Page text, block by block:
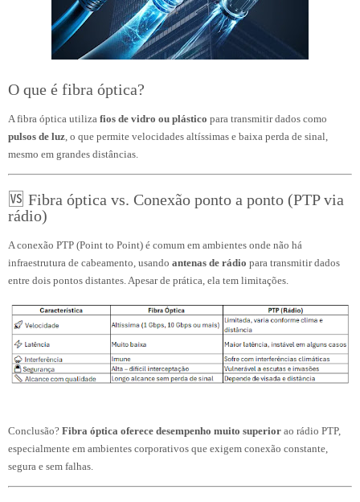
O que é fibra óptica?
A fibra óptica utiliza fios de vidro ou plástico para transmitir dados como
pulsos de luz , o que permite velocidades altíssimas e baixa perda de sinal,
mesmo em grandes distâncias.
🆚 Fibra óptica vs. Conexão ponto a ponto (PTP via
rádio)
A conexão PTP (Point to Point) é comum em ambientes onde não há
infraestrutura de cabeamento, usando antenas de rádio para transmitir dados
entre dois pontos distantes. Apesar de prática, ela tem limitações.
Conclusão? Fibra óptica oferece desempenho muito superior ao rádio PTP,
especialmente em ambientes corporativos que exigem conexão constante,
segura e sem falhas.